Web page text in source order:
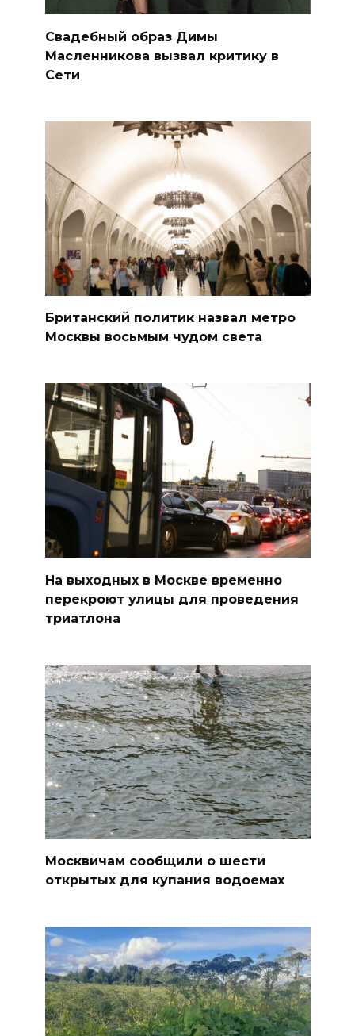
Свадебный образ Димы
Масленникова вызвал критику в
Сети
Британский политик назвал метро
Москвы восьмым чудом света
На выходных в Москве временно
перекроют улицы для проведения
триатлона
Москвичам сообщили о шести
открытых для купания водоемах